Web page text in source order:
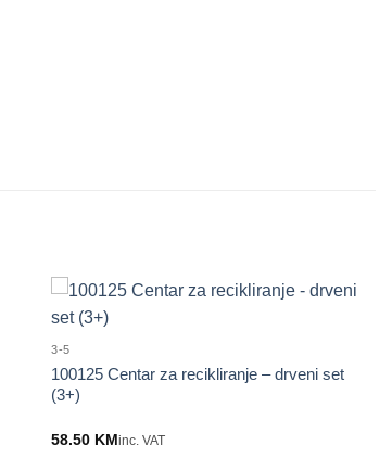
3-5
100125 Centar za recikliranje – drveni set
(3+)
58.50 KMinc. VAT